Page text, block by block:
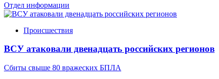
Отдел информации
Происшествия
ВСУ атаковали двенадцать российских регионов
Сбиты свыше 80 вражеских БПЛА